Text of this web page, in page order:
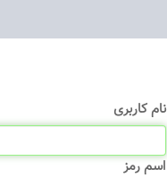
نام كاربری
اسم رمز